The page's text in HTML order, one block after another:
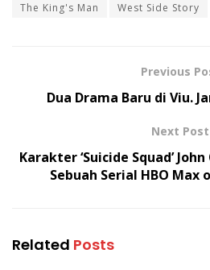
The King's Man
West Side Story
Previous
Dua Drama Baru di Viu.
Next Post
Karakter ‘Suicide Squad’
Sebuah Serial HBO Max
Related Posts